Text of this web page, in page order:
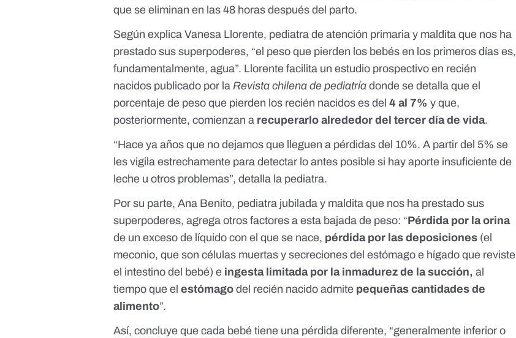
que se eliminan en las 48 horas después del parto.
Según explica Vanesa Llorente, pediatra de atención primaria y maldita que nos ha
prestado sus superpoderes, “el peso que pierden los bebés en los primeros días es,
fundamentalmente, agua”. Llorente facilita un estudio prospectivo en recién
nacidos publicado por laRevista chilena de pediatría donde se detalla que el
porcentaje de peso que pierden los recién nacidos es del4 al 7%y que,
posteriormente, comienzan a recuperarlo alrededor del tercer día de vida.
“Hace ya años que no dejamos que lleguen a pérdidas del 10%. A partir del 5% se
les vigila estrechamente para detectar lo antes posible si hay aporte insuficiente de
leche u otros problemas”, detalla la pediatra.
Por su parte, Ana Benito, pediatra jubilada y maldita que nos ha prestado sus
superpoderes, agrega otros factores a esta bajada de peso: “Pérdida por la orina
de un exceso de líquido con el que se nace, pérdida por las deposiciones (el
meconio, que son células muertas y secreciones del estómago e hígado que reviste
el intestino del bebé) e ingesta limitada por la inmadurez de la succión,al
tiempo que elestómagodel recién nacido admite pequeñas cantidades de
alimento”.
Así, concluye que cada bebé tiene una pérdida diferente, “generalmente inferior o